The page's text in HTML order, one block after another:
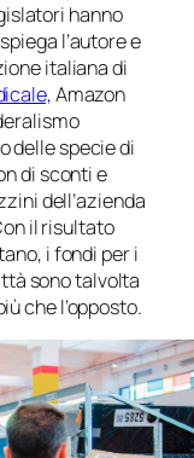
hanno
l’autore e
italiana di
Amazon
delle specie di
di sconti e
dell’azienda
il risultato
i fondi per i
sono talvolta
che l’opposto.